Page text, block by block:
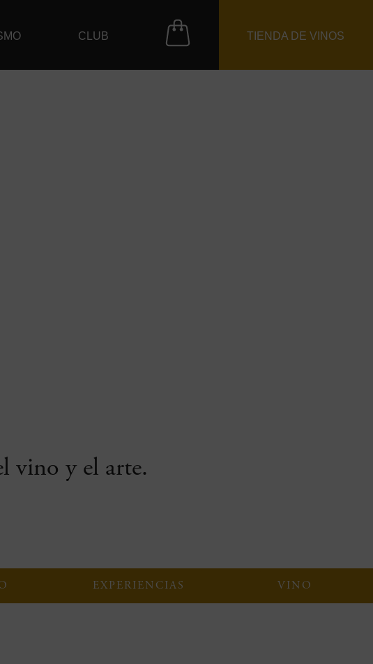
CLUB TIENDA DE VINOS
vino y el arte.
EXPERIENCIAS VINO